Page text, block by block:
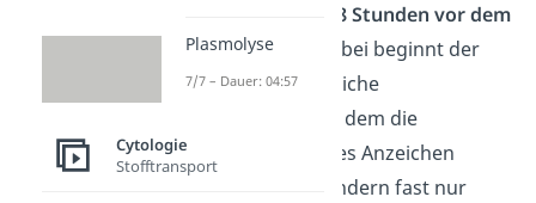
48 Stunden vor dem
Todabgebildet. Dabei beginnt der
eigentliche körperliche
Sterbeprozess, bei dem die
Menschen als erstes Anzeichen
weniger reden, sondern fast nur
Plasmolyse
7/7 – Dauer: 04:57
Cytologie
Stofftransport